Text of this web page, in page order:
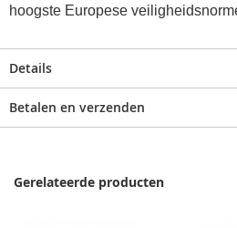
hoogste Europese
Details
Betalen en verzenden
Gerelateerde producten